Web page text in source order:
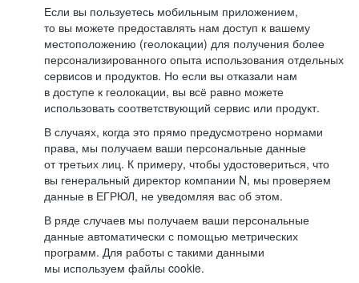
Если вы пользуетесь мобильным приложением,
то вы можете предоставлять нам доступ к вашему
местоположению (геолокации) для получения более
персонализированного опыта использования отдельных
сервисов и продуктов. Но если вы отказали нам
в доступе к геолокации, вы всё равно можете
использовать соответствующий сервис или продукт.
В случаях, когда это прямо предусмотрено нормами
права, мы получаем ваши персональные данные
от третьих лиц. К примеру, чтобы удостовериться, что
вы генеральный директор компании N, мы проверяем
данные в ЕГРЮЛ, не уведомляя вас об этом.
В ряде случаев мы получаем ваши персональные
данные автоматически с помощью метрических
программ. Для работы с такими данными
мы используем файлы cookie.